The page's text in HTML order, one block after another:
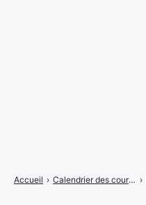
Accueil › Calendrier des courses ›